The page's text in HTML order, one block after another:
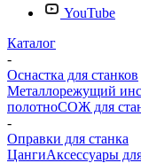
YouTube
Каталог
-
Оснастка для станков
Металлорежущий
полотноСОЖ для
-
Оправки для станка
ЦангиАксессуары